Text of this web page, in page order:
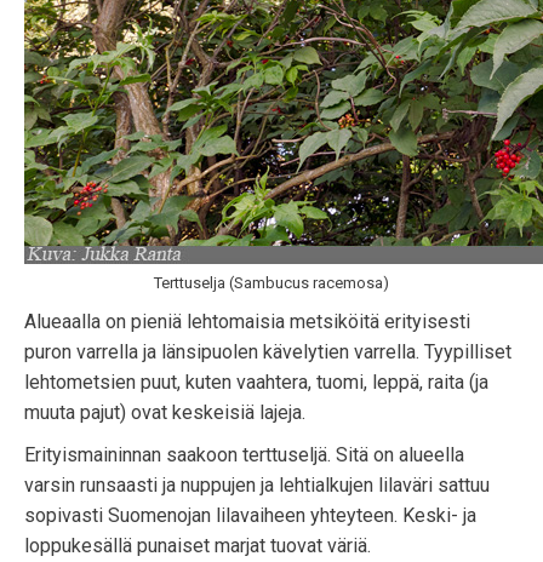
Terttuselja (Sambucus racemosa)
Alueaalla on pieniä lehtomaisia metsiköitä erityisesti
puron varrella ja länsipuolen kävelytien varrella. Tyypilliset
lehtometsien puut, kuten vaahtera, tuomi, leppä, raita (ja
muuta pajut) ovat keskeisiä lajeja.
Erityismaininnan saakoon terttuseljä. Sitä on alueella
varsin runsaasti ja nuppujen ja lehtialkujen lilaväri sattuu
sopivasti Suomenojan lilavaiheen yhteyteen. Keski- ja
loppukesällä punaiset marjat tuovat väriä.